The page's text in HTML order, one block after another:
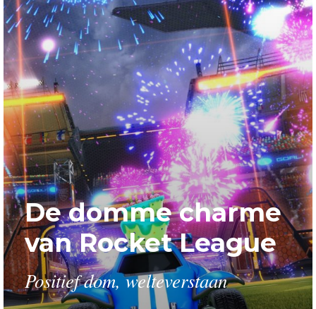
De domme charme
van Rocket League
Positief dom, welteverstaan